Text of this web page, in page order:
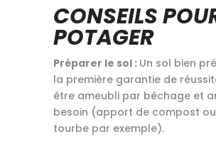
CONSEILS
POTAGER
Préparer le sol : Un sol bien
la première garantie de
être ameubli par bêchage et
besoin (apport de compost
tourbe par exemple).